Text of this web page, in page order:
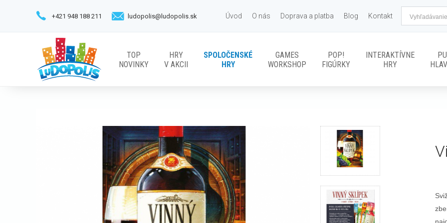
Úvod O nás Doprava a platba Blog Kontakt
TOP
NOVINKY
HRY
V AKCII
SPOLOČENSKÉ
HRY
GAMES
WORKSHOP
POP!
FIGÚRKY
INTERAKTÍVNE
HRY
+421 948 188 211 ludopolis@ludopolis.sk